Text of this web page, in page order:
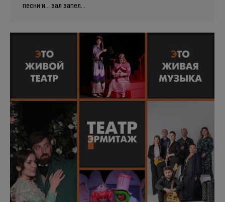
песни и… зал запел…